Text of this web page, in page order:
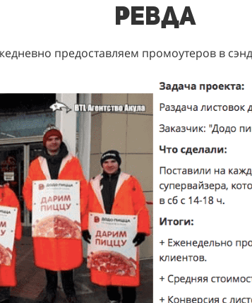
Ревда
предоставляем промоутеров в